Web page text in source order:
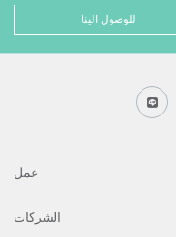
للوصول الينا
عمل
الشركات